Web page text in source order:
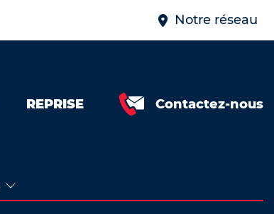
Notre réseau
REPRISE Contactez-nous